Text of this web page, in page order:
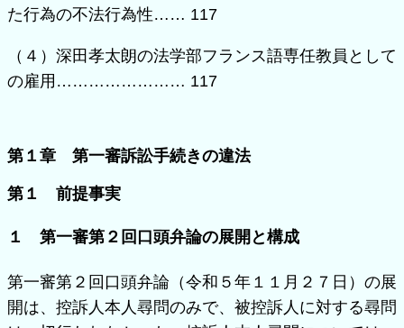
た行為の不法行為性…… 117
（４）深田孝太朗の法学部フランス語専任教員として
の雇用…………………… 117
第１章 第一審訴訟手続きの違法
第１ 前提事実
１ 第一審第２回口頭弁論の展開と構成
第一審第２回口頭弁論（令和５年１１月２７日）の展
開は、控訴人本人尋問のみで、被控訴人に対する尋問